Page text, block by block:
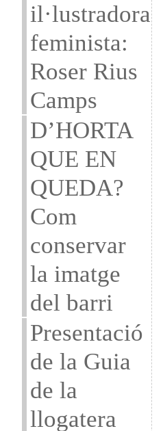
il·lustradora
feminista:
Roser Rius
Camps
D’HORTA
QUE EN
QUEDA?
Com
conservar
la imatge
del barri
Presentació
de la Guia
de la
llogatera